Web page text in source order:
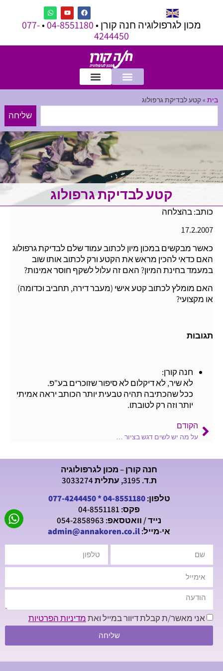
מכון לגרפולוגיה חנה קורן •04-8551180
•
077-
4244450
בית »קטע לבדיקת גרפולוג
שליחה
קטע לבדיקת גרפולוג
כותב: בהצלחה
17.2.2007
כאשר מבקשים במכון מיון לכתוב עמוד שלם לבדיקת גרפולוג
האם כדאי להכין מראש את הקטע ורק לכתוב אותו שוב
במעמד בחינת המיון? האם זה עלול לשקף חוסר אמינות?
האם מומלץ לכתוב קטע אישי (מעבר דירה, תחביב וכדומה)
או מקצועי?
תגובות
חנה קורן:
לא שיר, לא דיקלום לא סיפור שזוכרים בע"פ.
ככל שהכתיבה תהיה טבעית יותר הכותב יראה אמיתי
יותר וזה רק לטובתו.
הקודם
על מה יש לשים דגש בציור השורשים של עץ במבחני מיון?
חנה קורן – מכון לגרפולוגיה
ת.ד. 3195, עתלית 3033274
טלפון:04-8551180
*
077-4244450
פקס: 04-8551181
נייד / וואטסאפ: 054-2858963
אי-מייל:admin@annakoren.co.il
אני מאשר/ת קבלת דיוור במייל ואתמדיניות הפרטיות
שליחה